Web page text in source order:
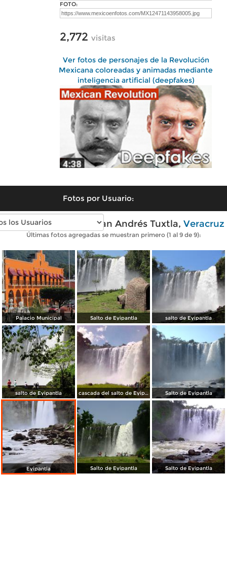
FOTO:
2,772 visitas
Ver fotos de personajes de la Revolución
Mexicana coloreadas y animadas mediante
inteligencia artificial (deepfakes)
Fotos por Usuario:
Fotos modernas de San Andrés Tuxtla, Veracruz
Últimas fotos agregadas se muestran primero (1 al 9 de 9):
Palacio Municipal Salto de Eyipantla salto de Eyipantla
salto de Eyipantla cascada del salto de Eyipantla Salto de Eyipantla
Eyipantla Salto de Eyipantla Salto de Eyipantla